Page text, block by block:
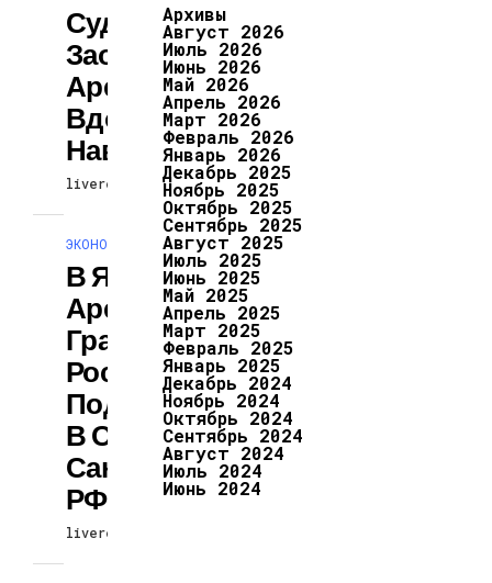
Суд В Москве
Заочно
Арестовал
Вдову Алексея
Навального
livereaction 10.07.2024
ЭКОНОМИКА И ПОЛИТИКА
В Японии
Арестован
Гражданин
России,
Подозреваемый
В Обходе
Санкций Против
РФ
livereaction
Архивы
Август 2026
Июль 2026
Июнь 2026
Май 2026
Апрель 2026
Март 2026
Февраль 2026
Январь 2026
Декабрь 2025
Ноябрь 2025
Октябрь 2025
Сентябрь 2025
Август 2025
Июль 2025
Июнь 2025
Май 2025
Апрель 2025
Март 2025
Февраль 2025
Январь 2025
Декабрь 2024
Ноябрь 2024
Октябрь 2024
Сентябрь 2024
Август 2024
Июль 2024
Июнь 2024